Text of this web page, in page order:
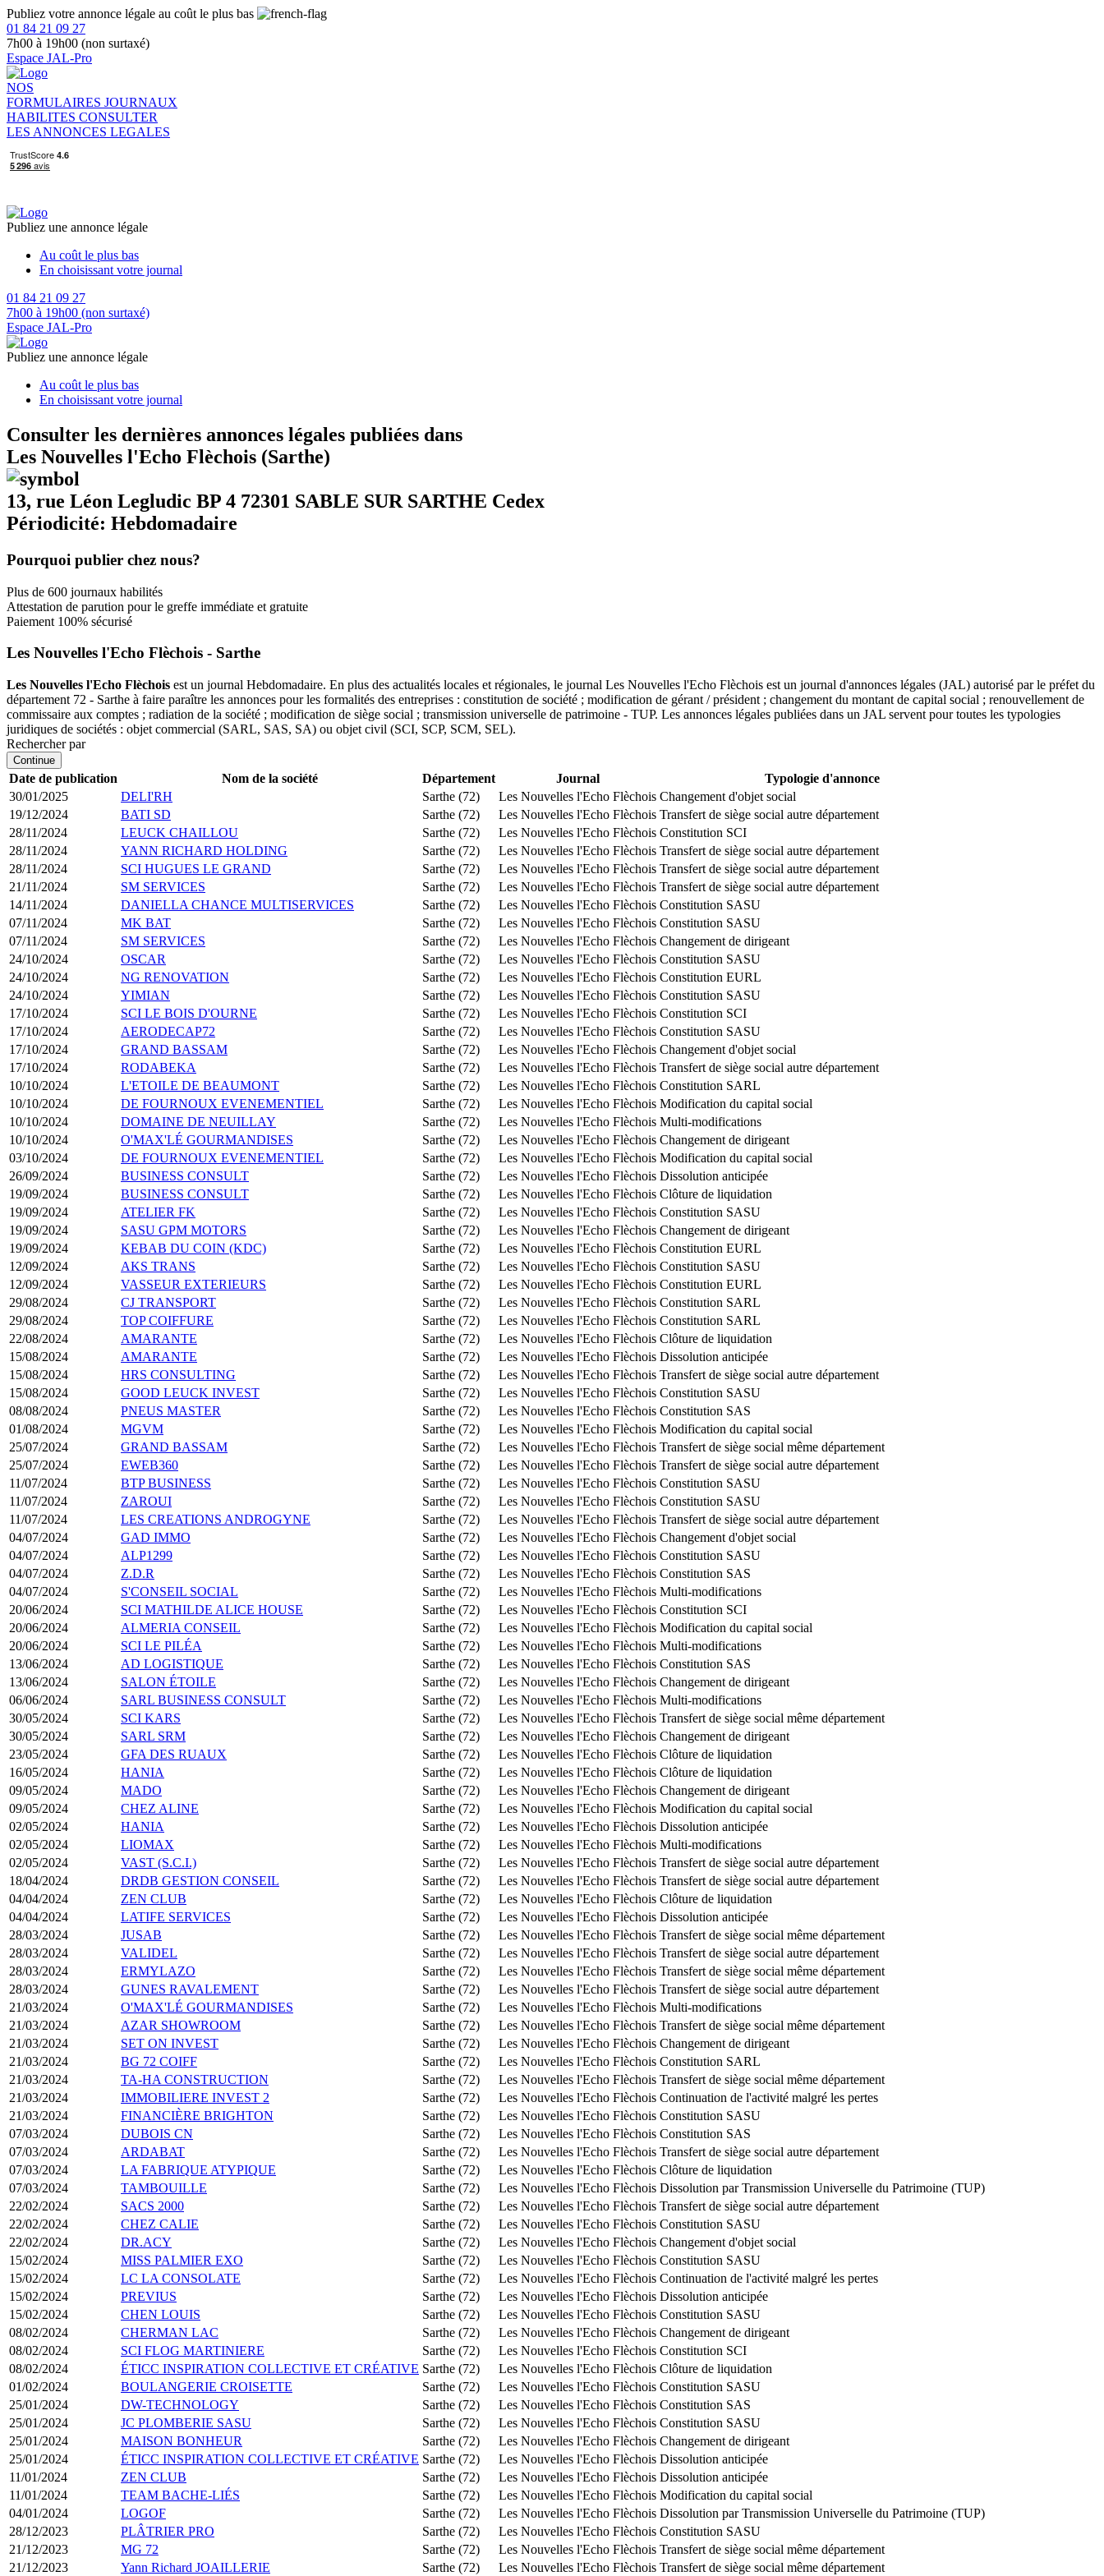
Publiez votre annonce légale au coût le plus bas
01 84 21 09 27
7h00 à 19h00 (non surtaxé)
Espace JAL-Pro
NOS
FORMULAIRES JOURNAUX
HABILITES CONSULTER
LES ANNONCES LEGALES
Publiez une annonce légale
Au coût le plus bas
En choisissant votre journal
01 84 21 09 27
7h00 à 19h00 (non surtaxé)
Espace JAL-Pro
Publiez une annonce légale
Au coût le plus bas
En choisissant votre journal
Consulter les dernières annonces légales publiées dans
Les Nouvelles l'Echo Flèchois (Sarthe)
13, rue Léon Legludic BP 4 72301 SABLE SUR SARTHE Cedex
Périodicité: Hebdomadaire
Pourquoi publier chez nous?
Plus de 600 journaux habilités
Attestation de parution pour le greffe immédiate et gratuite
Paiement 100% sécurisé
Les Nouvelles l'Echo Flèchois - Sarthe
Les Nouvelles l'Echo Flèchois est un journal Hebdomadaire. En plus des actualités locales et régionales, le journal Les Nouvelles l'Echo Flèchois est un journal d'annonces légales (JAL) autorisé par le préfet du
département 72 - Sarthe à faire paraître les annonces pour les formalités des entreprises : constitution de société ; modification de gérant / président ; changement du montant de capital social ; renouvellement de
commissaire aux comptes ; radiation de la société ; modification de siège social ; transmission universelle de patrimoine - TUP. Les annonces légales publiées dans un JAL servent pour toutes les typologies
juridiques de sociétés : objet commercial (SARL, SAS, SA) ou objet civil (SCI, SCP, SCM, SEL).
Rechercher par
Continue
Date de publication Nom de la société Département Journal
Typologie d'annonce
30/01/2025
DELI'RH Sarthe (72) Les Nouvelles l'Echo Flèchois Changement d'objet social
19/12/2024
BATI SD Sarthe (72) Les Nouvelles l'Echo Flèchois Transfert de siège social autre département
28/11/2024
LEUCK CHAILLOU Sarthe (72) Les Nouvelles l'Echo Flèchois Constitution SCI
28/11/2024
YANN RICHARD HOLDING Sarthe (72) Les Nouvelles l'Echo Flèchois Transfert de siège social autre département
28/11/2024
SCI HUGUES LE GRAND Sarthe (72) Les Nouvelles l'Echo Flèchois Transfert de siège social autre département
21/11/2024
SM SERVICES Sarthe (72) Les Nouvelles l'Echo Flèchois Transfert de siège social autre département
14/11/2024
DANIELLA CHANCE MULTISERVICES Sarthe (72) Les Nouvelles l'Echo Flèchois Constitution SASU
07/11/2024
MK BAT Sarthe (72) Les Nouvelles l'Echo Flèchois Constitution SASU
07/11/2024
SM SERVICES Sarthe (72) Les Nouvelles l'Echo Flèchois Changement de dirigeant
24/10/2024
OSCAR Sarthe (72) Les Nouvelles l'Echo Flèchois Constitution SASU
24/10/2024
NG RENOVATION Sarthe (72) Les Nouvelles l'Echo Flèchois Constitution EURL
24/10/2024
YIMIAN Sarthe (72) Les Nouvelles l'Echo Flèchois Constitution SASU
17/10/2024
SCI LE BOIS D'OURNE Sarthe (72) Les Nouvelles l'Echo Flèchois Constitution SCI
17/10/2024
AERODECAP72 Sarthe (72) Les Nouvelles l'Echo Flèchois Constitution SASU
17/10/2024
GRAND BASSAM Sarthe (72) Les Nouvelles l'Echo Flèchois Changement d'objet social
17/10/2024
RODABEKA Sarthe (72) Les Nouvelles l'Echo Flèchois Transfert de siège social autre département
10/10/2024
L'ETOILE DE BEAUMONT Sarthe (72) Les Nouvelles l'Echo Flèchois Constitution SARL
10/10/2024
DE FOURNOUX EVENEMENTIEL Sarthe (72) Les Nouvelles l'Echo Flèchois Modification du capital social
10/10/2024
DOMAINE DE NEUILLAY Sarthe (72) Les Nouvelles l'Echo Flèchois Multi-modifications
10/10/2024
O'MAX'LÉ GOURMANDISES Sarthe (72) Les Nouvelles l'Echo Flèchois Changement de dirigeant
03/10/2024
DE FOURNOUX EVENEMENTIEL Sarthe (72) Les Nouvelles l'Echo Flèchois Modification du capital social
26/09/2024
BUSINESS CONSULT Sarthe (72) Les Nouvelles l'Echo Flèchois Dissolution anticipée
19/09/2024
BUSINESS CONSULT Sarthe (72) Les Nouvelles l'Echo Flèchois Clôture de liquidation
19/09/2024
ATELIER FK Sarthe (72) Les Nouvelles l'Echo Flèchois Constitution SASU
19/09/2024
SASU GPM MOTORS Sarthe (72) Les Nouvelles l'Echo Flèchois Changement de dirigeant
19/09/2024
KEBAB DU COIN (KDC) Sarthe (72) Les Nouvelles l'Echo Flèchois Constitution EURL
12/09/2024
AKS TRANS Sarthe (72) Les Nouvelles l'Echo Flèchois Constitution SASU
12/09/2024
VASSEUR EXTERIEURS Sarthe (72) Les Nouvelles l'Echo Flèchois Constitution EURL
29/08/2024
CJ TRANSPORT Sarthe (72) Les Nouvelles l'Echo Flèchois Constitution SARL
29/08/2024
TOP COIFFURE Sarthe (72) Les Nouvelles l'Echo Flèchois Constitution SARL
22/08/2024
AMARANTE Sarthe (72) Les Nouvelles l'Echo Flèchois Clôture de liquidation
15/08/2024
AMARANTE Sarthe (72) Les Nouvelles l'Echo Flèchois Dissolution anticipée
15/08/2024
HRS CONSULTING Sarthe (72) Les Nouvelles l'Echo Flèchois Transfert de siège social autre département
15/08/2024
GOOD LEUCK INVEST Sarthe (72) Les Nouvelles l'Echo Flèchois Constitution SASU
08/08/2024
PNEUS MASTER Sarthe (72) Les Nouvelles l'Echo Flèchois Constitution SAS
01/08/2024
MGVM Sarthe (72) Les Nouvelles l'Echo Flèchois Modification du capital social
25/07/2024
GRAND BASSAM Sarthe (72) Les Nouvelles l'Echo Flèchois Transfert de siège social même département
25/07/2024
EWEB360 Sarthe (72) Les Nouvelles l'Echo Flèchois Transfert de siège social autre département
11/07/2024
BTP BUSINESS Sarthe (72) Les Nouvelles l'Echo Flèchois Constitution SASU
11/07/2024
ZAROUI Sarthe (72) Les Nouvelles l'Echo Flèchois Constitution SASU
11/07/2024
LES CREATIONS ANDROGYNE Sarthe (72) Les Nouvelles l'Echo Flèchois Transfert de siège social autre département
04/07/2024
GAD IMMO Sarthe (72) Les Nouvelles l'Echo Flèchois Changement d'objet social
04/07/2024
ALP1299 Sarthe (72) Les Nouvelles l'Echo Flèchois Constitution SASU
04/07/2024
Z.D.R Sarthe (72) Les Nouvelles l'Echo Flèchois Constitution SAS
04/07/2024
S'CONSEIL SOCIAL Sarthe (72) Les Nouvelles l'Echo Flèchois Multi-modifications
20/06/2024
SCI MATHILDE ALICE HOUSE Sarthe (72) Les Nouvelles l'Echo Flèchois Constitution SCI
20/06/2024
ALMERIA CONSEIL Sarthe (72) Les Nouvelles l'Echo Flèchois Modification du capital social
20/06/2024
SCI LE PILÉA Sarthe (72) Les Nouvelles l'Echo Flèchois Multi-modifications
13/06/2024
AD LOGISTIQUE Sarthe (72) Les Nouvelles l'Echo Flèchois Constitution SAS
13/06/2024
SALON ÉTOILE Sarthe (72) Les Nouvelles l'Echo Flèchois Changement de dirigeant
06/06/2024
SARL BUSINESS CONSULT Sarthe (72) Les Nouvelles l'Echo Flèchois Multi-modifications
30/05/2024
SCI KARS Sarthe (72) Les Nouvelles l'Echo Flèchois Transfert de siège social même département
30/05/2024
SARL SRM Sarthe (72) Les Nouvelles l'Echo Flèchois Changement de dirigeant
23/05/2024
GFA DES RUAUX Sarthe (72) Les Nouvelles l'Echo Flèchois Clôture de liquidation
16/05/2024
HANIA Sarthe (72) Les Nouvelles l'Echo Flèchois Clôture de liquidation
09/05/2024
MADO Sarthe (72) Les Nouvelles l'Echo Flèchois Changement de dirigeant
09/05/2024
CHEZ ALINE Sarthe (72) Les Nouvelles l'Echo Flèchois Modification du capital social
02/05/2024
HANIA Sarthe (72) Les Nouvelles l'Echo Flèchois Dissolution anticipée
02/05/2024
LIOMAX Sarthe (72) Les Nouvelles l'Echo Flèchois Multi-modifications
02/05/2024
VAST (S.C.I.) Sarthe (72) Les Nouvelles l'Echo Flèchois Transfert de siège social autre département
18/04/2024
DRDB GESTION CONSEIL Sarthe (72) Les Nouvelles l'Echo Flèchois Transfert de siège social autre département
04/04/2024
ZEN CLUB Sarthe (72) Les Nouvelles l'Echo Flèchois Clôture de liquidation
04/04/2024
LATIFE SERVICES Sarthe (72) Les Nouvelles l'Echo Flèchois Dissolution anticipée
28/03/2024
JUSAB Sarthe (72) Les Nouvelles l'Echo Flèchois Transfert de siège social même département
28/03/2024
VALIDEL Sarthe (72) Les Nouvelles l'Echo Flèchois Transfert de siège social autre département
28/03/2024
ERMYLAZO Sarthe (72) Les Nouvelles l'Echo Flèchois Transfert de siège social même département
28/03/2024
GUNES RAVALEMENT Sarthe (72) Les Nouvelles l'Echo Flèchois Transfert de siège social autre département
21/03/2024
O'MAX'LÉ GOURMANDISES Sarthe (72) Les Nouvelles l'Echo Flèchois Multi-modifications
21/03/2024
AZAR SHOWROOM Sarthe (72) Les Nouvelles l'Echo Flèchois Transfert de siège social même département
21/03/2024
SET ON INVEST Sarthe (72) Les Nouvelles l'Echo Flèchois Changement de dirigeant
21/03/2024
BG 72 COIFF Sarthe (72) Les Nouvelles l'Echo Flèchois Constitution SARL
21/03/2024
TA-HA CONSTRUCTION Sarthe (72) Les Nouvelles l'Echo Flèchois Transfert de siège social même département
21/03/2024
IMMOBILIERE INVEST 2 Sarthe (72) Les Nouvelles l'Echo Flèchois Continuation de l'activité malgré les pertes
21/03/2024
FINANCIÈRE BRIGHTON Sarthe (72) Les Nouvelles l'Echo Flèchois Constitution SASU
07/03/2024
DUBOIS CN Sarthe (72) Les Nouvelles l'Echo Flèchois Constitution SAS
07/03/2024
ARDABAT Sarthe (72) Les Nouvelles l'Echo Flèchois Transfert de siège social autre département
07/03/2024
LA FABRIQUE ATYPIQUE Sarthe (72) Les Nouvelles l'Echo Flèchois Clôture de liquidation
07/03/2024
TAMBOUILLE Sarthe (72) Les Nouvelles l'Echo Flèchois Dissolution par Transmission Universelle du Patrimoine (TUP)
22/02/2024
SACS 2000 Sarthe (72) Les Nouvelles l'Echo Flèchois Transfert de siège social autre département
22/02/2024
CHEZ CALIE Sarthe (72) Les Nouvelles l'Echo Flèchois Constitution SASU
22/02/2024
DR.ACY Sarthe (72) Les Nouvelles l'Echo Flèchois Changement d'objet social
15/02/2024
MISS PALMIER EXO Sarthe (72) Les Nouvelles l'Echo Flèchois Constitution SASU
15/02/2024
LC LA CONSOLATE Sarthe (72) Les Nouvelles l'Echo Flèchois Continuation de l'activité malgré les pertes
15/02/2024
PREVIUS Sarthe (72) Les Nouvelles l'Echo Flèchois Dissolution anticipée
15/02/2024
CHEN LOUIS Sarthe (72) Les Nouvelles l'Echo Flèchois Constitution SASU
08/02/2024
CHERMAN LAC Sarthe (72) Les Nouvelles l'Echo Flèchois Changement de dirigeant
08/02/2024
SCI FLOG MARTINIERE Sarthe (72) Les Nouvelles l'Echo Flèchois Constitution SCI
08/02/2024
ÉTICC INSPIRATION COLLECTIVE ET CRÉATIVE Sarthe (72) Les Nouvelles l'Echo Flèchois Clôture de liquidation
01/02/2024
BOULANGERIE CROISETTE Sarthe (72) Les Nouvelles l'Echo Flèchois Constitution SASU
25/01/2024
DW-TECHNOLOGY Sarthe (72) Les Nouvelles l'Echo Flèchois Constitution SAS
25/01/2024
JC PLOMBERIE SASU Sarthe (72) Les Nouvelles l'Echo Flèchois Constitution SASU
25/01/2024
MAISON BONHEUR Sarthe (72) Les Nouvelles l'Echo Flèchois Changement de dirigeant
25/01/2024
ÉTICC INSPIRATION COLLECTIVE ET CRÉATIVE Sarthe (72) Les Nouvelles l'Echo Flèchois Dissolution anticipée
11/01/2024
ZEN CLUB Sarthe (72) Les Nouvelles l'Echo Flèchois Dissolution anticipée
11/01/2024
TEAM BACHE-LIÉS Sarthe (72) Les Nouvelles l'Echo Flèchois Modification du capital social
04/01/2024
LOGOF Sarthe (72) Les Nouvelles l'Echo Flèchois Dissolution par Transmission Universelle du Patrimoine (TUP)
28/12/2023
PLÂTRIER PRO Sarthe (72) Les Nouvelles l'Echo Flèchois Constitution SASU
21/12/2023
MG 72 Sarthe (72) Les Nouvelles l'Echo Flèchois Transfert de siège social même département
21/12/2023
Yann Richard JOAILLERIE Sarthe (72) Les Nouvelles l'Echo Flèchois Transfert de siège social même département